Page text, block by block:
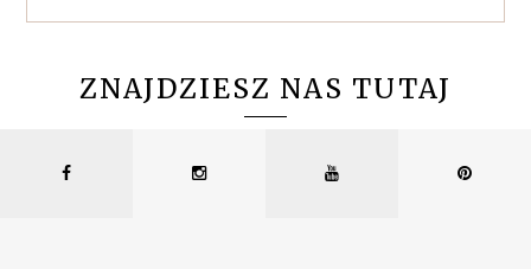
ZNAJDZIESZ NAS TUTAJ